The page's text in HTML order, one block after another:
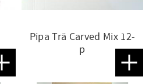
Lägg till i favoriter
Pipa Trä Carved Mix 12-
p